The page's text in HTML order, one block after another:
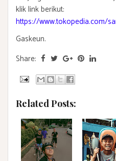
klik link berikut:
https://www.tokopedia.com/
Gaskeun.
Share:
Related Posts: